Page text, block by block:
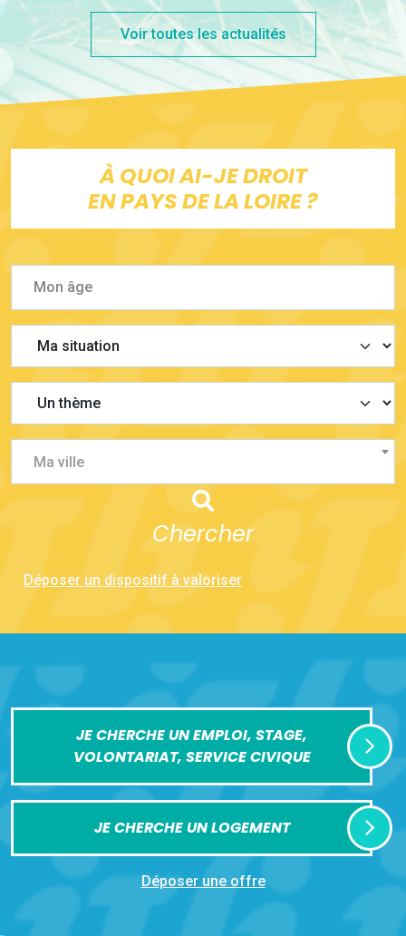
Voir toutes les actualités
À QUOI AI-JE DROIT
EN PAYS DE LA LOIRE ?
Ma ville
Chercher
Déposer un dispositif à valoriser
JE CHERCHE UN EMPLOI, STAGE,
VOLONTARIAT, SERVICE CIVIQUE
JE CHERCHE UN LOGEMENT
Déposer une offre